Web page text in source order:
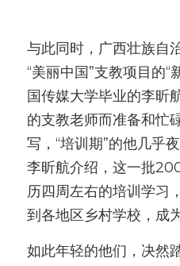
与此同时，广西壮族自
“美丽中国”支教项目的
国传媒大学毕业的李昕
的支教老师而准备和忙
写，“培训期”的他几乎
李昕航介绍，这一批
历四周左右的培训学习
到各地区乡村学校，成
如此年轻的他们，决然